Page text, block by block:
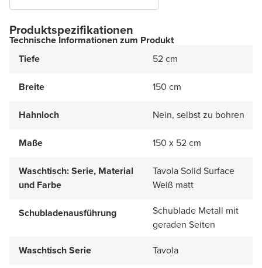
Produktspezifikationen
Technische Informationen zum Produkt
Tiefe
52 cm
Breite 150 cm
Hahnloch Nein, selbst zu bohren
Maße 150 x 52 cm
Waschtisch: Serie, Material
und Farbe
Tavola Solid Surface
Weiß matt
Schubladenausführung
Schublade Metall mit
geraden Seiten
Waschtisch Serie
Tavola